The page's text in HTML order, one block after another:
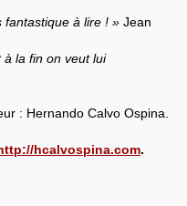
fantastique à lire ! » Jean
la fin on veut lui
: Hernando Calvo Ospina.
hcalvospina.com.